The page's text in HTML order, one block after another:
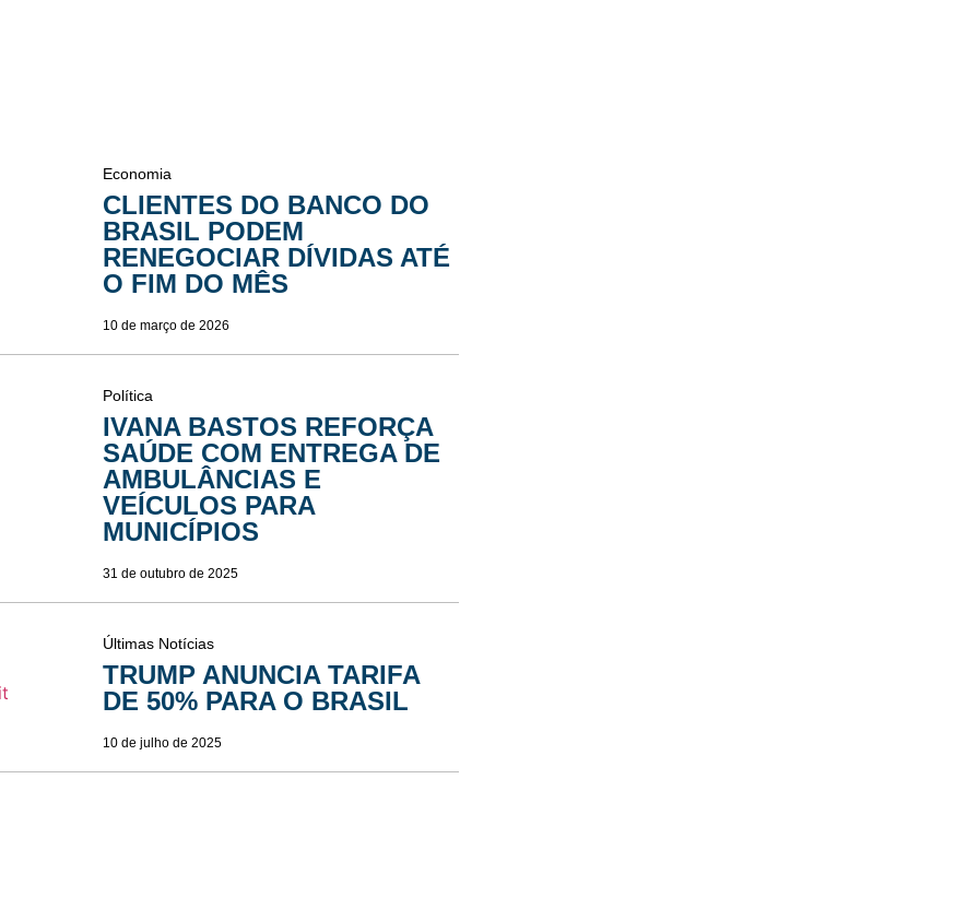
Economia
CLIENTES DO BANCO DO
BRASIL PODEM
RENEGOCIAR DÍVIDAS ATÉ
O FIM DO MÊS
10 de março de 2026
Política
IVANA BASTOS REFORÇA
SAÚDE COM ENTREGA DE
AMBULÂNCIAS E
VEÍCULOS PARA
MUNICÍPIOS
31 de outubro de 2025
Últimas Notícias
TRUMP ANUNCIA TARIFA
DE 50% PARA O BRASIL
10 de julho de 2025